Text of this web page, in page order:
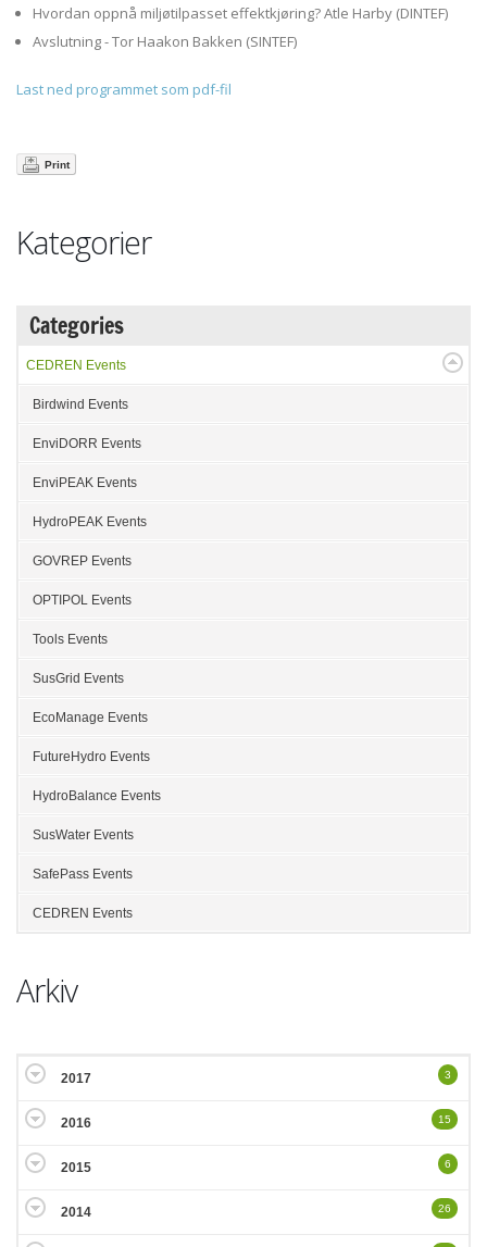
Hvordan oppnå miljøtilpasset effektkjøring? Atle Harby (DINTEF)
Avslutning - Tor Haakon Bakken (SINTEF)
Last ned programmet som pdf-fil
Print
Kategorier
Categories
CEDREN Events
Birdwind Events
EnviDORR Events
EnviPEAK Events
HydroPEAK Events
GOVREP Events
OPTIPOL Events
Tools Events
SusGrid Events
EcoManage Events
FutureHydro Events
HydroBalance Events
SusWater Events
SafePass Events
CEDREN Events
Arkiv
2017 3
2016 15
2015 6
2014 26